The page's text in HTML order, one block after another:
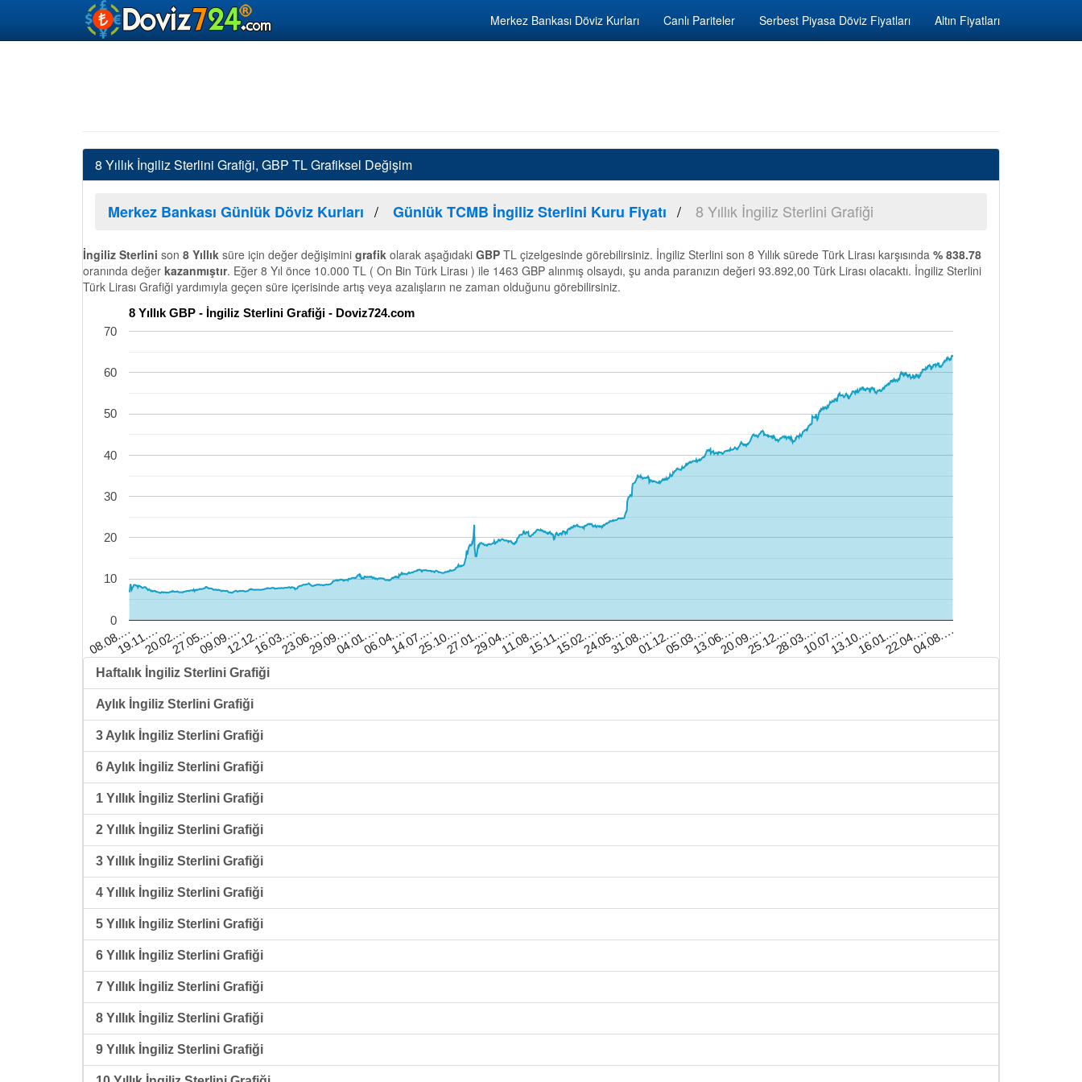
Merkez Bankası Döviz Kurları Canlı Pariteler Serbest Piyasa Döviz Fiyatları Altın Fiyatları
8 Yıllık İngiliz Sterlini Grafiği, GBP TL Grafiksel Değişim
Merkez Bankası Günlük Döviz Kurları Günlük TCMB İngiliz Sterlini Kuru Fiyatı 8 Yıllık İngiliz Sterlini Grafiği
İngiliz Sterlini son 8 Yıllık süre için değer değişimini grafik olarak aşağıdaki GBP TL çizelgesinde görebilirsiniz. İngiliz Sterlini son 8 Yıllık sürede Türk Lirası karşısında % 838.78
oranında değer kazanmıştır. Eğer 8 Yıl önce 10.000 TL ( On Bin Türk Lirası ) ile 1463 GBP alınmış olsaydı, şu anda paranızın değeri 93.892,00 Türk Lirası olacaktı. İngiliz Sterlini
Türk Lirası Grafiği yardımıyla geçen süre içerisinde artış veya azalışların ne zaman olduğunu görebilirsiniz.
8 Yıllık GBP - İngiliz Sterlini Grafiği - Doviz724.com
08.08.…19.11.…20.02.…27.05.…09.09.…12.12.…16.03.…23.06.…29.09.…04.01.…06.04.…14.07.…25.10.…27.01.…29.04.…11.08.…15.11.…15.02.…24.05.…31.08.…01.12.…05.03.…13.06.…20.09.…25.12.…28.03.…10.07.…13.10.…16.01.…22.04.…04.08.…
0
10
20
30
40
50
60
70
Haftalık İngiliz Sterlini Grafiği
Aylık İngiliz Sterlini Grafiği
3 Aylık İngiliz Sterlini Grafiği
6 Aylık İngiliz Sterlini Grafiği
1 Yıllık İngiliz Sterlini Grafiği
2 Yıllık İngiliz Sterlini Grafiği
3 Yıllık İngiliz Sterlini Grafiği
4 Yıllık İngiliz Sterlini Grafiği
5 Yıllık İngiliz Sterlini Grafiği
6 Yıllık İngiliz Sterlini Grafiği
7 Yıllık İngiliz Sterlini Grafiği
8 Yıllık İngiliz Sterlini Grafiği
9 Yıllık İngiliz Sterlini Grafiği